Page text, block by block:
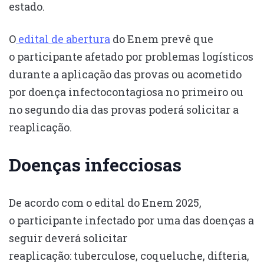
estado.
O edital de abertura do Enem prevê que
o participante afetado por problemas logísticos
durante a aplicação das provas ou acometido
por doença infectocontagiosa no primeiro ou
no segundo dia das provas poderá solicitar a
reaplicação.
Doenças infecciosas
De acordo com o edital do Enem 2025,
o participante infectado por uma das doenças a
seguir deverá solicitar
reaplicação: tuberculose, coqueluche, difteria,